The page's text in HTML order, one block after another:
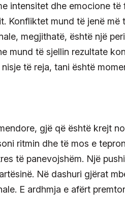
intensitet dhe emocione
Konfliktet mund të jenë
megjithatë, është një
mund të sjellin rezultate
të reja, tani është
gjë që është krejt
ritmin dhe të mos e
të panevojshëm. Një
Në dashuri gjërat
E ardhmja e afërt